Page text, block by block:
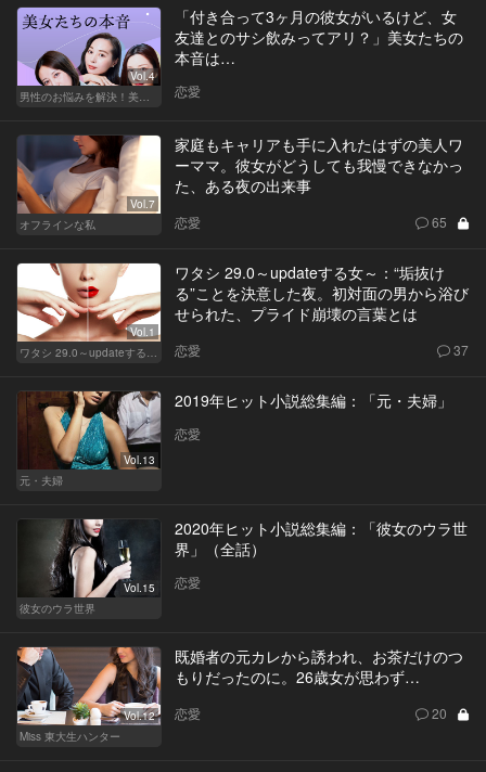
Vol.4
男性のお悩みを解決！美女たちの本音
「付き合って3ヶ月の彼女がいるけど、女
友達とのサシ飲みってアリ？」美女たちの
本音は…
恋愛
Vol.7
オフラインな私
家庭もキャリアも手に入れたはずの美人ワ
ーママ。彼女がどうしても我慢できなかっ
た、ある夜の出来事
恋愛 65
Vol.1
ワタシ 29.0～updateする女～
ワタシ 29.0～updateする女～：“垢抜け
る”ことを決意した夜。初対面の男から浴び
せられた、プライド崩壊の言葉とは
恋愛 37
Vol.13
元・夫婦
2019年ヒット小説総集編：「元・夫婦」
恋愛
Vol.15
彼女のウラ世界
2020年ヒット小説総集編：「彼女のウラ世
界」（全話）
恋愛
Vol.12
Miss 東大生ハンター
既婚者の元カレから誘われ、お茶だけのつ
もりだったのに。26歳女が思わず…
恋愛 20